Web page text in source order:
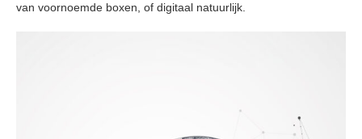
van voornoemde boxen, of digitaal natuurlijk.